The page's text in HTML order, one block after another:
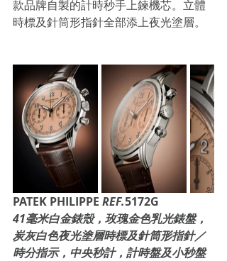
款品牌自製的計時秒手上鍊機芯。立體
時標及針筒形指針全部添上夜光塗層。
PATEK PHILIPPE REF.5172G
41毫米白金錶殼，玫瑰金色乳光錶盤，
炭灰白色夜光塗層時標及針筒形指針／
時分指示，中央秒計，計時盤及小秒盤